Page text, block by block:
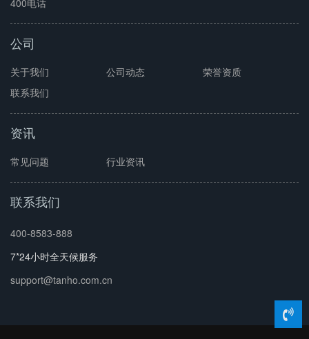
400电话
公司
关于我们 公司动态
荣誉资质
联系我们
资讯
常见问题 行业资讯
联系我们
400-8583-888
7*24小时全天候服务
support@tanho.com.cn